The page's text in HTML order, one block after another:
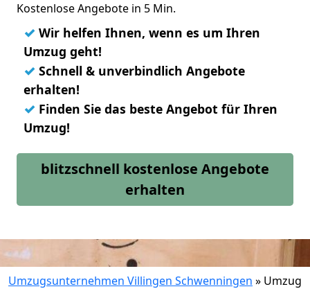
Kostenlose Angebote in 5 Min.
✓ Wir helfen Ihnen, wenn es um Ihren
Umzug geht!
✓ Schnell & unverbindlich Angebote
erhalten!
✓ Finden Sie das beste Angebot für Ihren
Umzug!
blitzschnell kostenlose Angebote
erhalten
Umzugsunternehmen Villingen Schwenningen » Umzug